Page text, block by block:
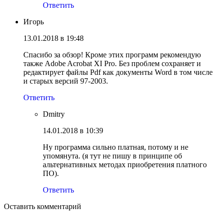
Ответить
Игорь
13.01.2018 в 19:48
Спасибо за обзор! Кроме этих программ рекомендую
также Adobe Acrobat XI Pro. Без проблем сохраняет и
редактирует файлы Pdf как документы Word в том числе
и старых версий 97-2003.
Ответить
Dmitry
14.01.2018 в 10:39
Ну программа сильно платная, потому и не
упомянута. (я тут не пишу в принципе об
альтернативных методах приобретения платного
ПО).
Ответить
Оставить комментарий